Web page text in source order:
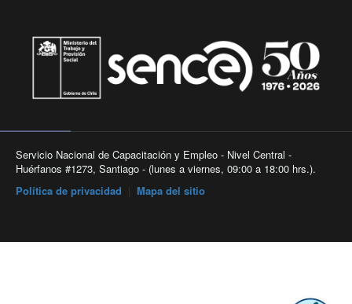
Servicio Nacional de Capacitación y Empleo - Nivel Central -
Huérfanos #1273, Santiago - (lunes a viernes, 09:00 a 18:00 hrs.).
Política de privacidad
Mapa del sitio